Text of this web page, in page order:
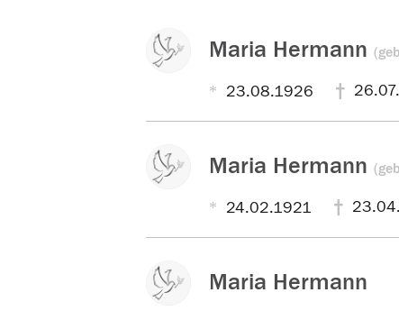
Maria Hermann
23.08.1926
Maria Hermann
24.02.1921
Maria Hermann